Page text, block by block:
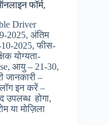
फॉर्म,
Driver
2025, अंतिम
10-2025, फीस-
योग्यता-
आयु – 21-30,
जानकारी –
इन करें –
उपलब्ध होगा,
या मोज़िला